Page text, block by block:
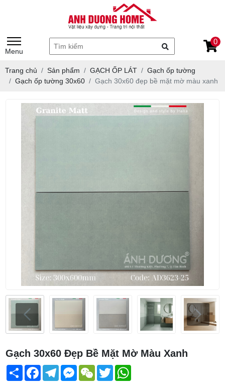
Menu
0
Trang chủ Sản phẩm GẠCH ỐP LÁT
Gạch ốp tường
Gạch ốp tường 30x60
Gạch 30x60 đẹp bề mặt mờ màu xanh
Gạch 30x60 Đẹp Bề Mặt Mờ Màu Xanh
Share FacebookTelegramMessenger
WeChatTwitter